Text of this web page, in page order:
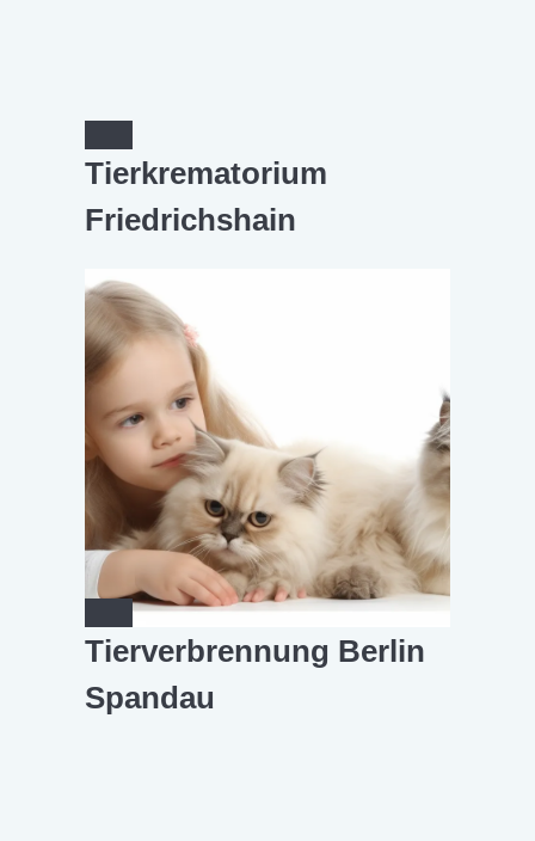
Tierkrematorium
Friedrichshain
Tierverbrennung Berlin
Spandau